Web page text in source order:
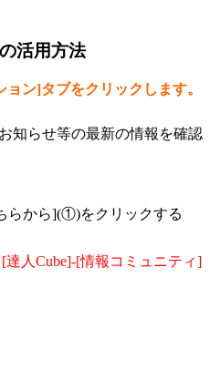
活用方法
ン]タブをクリックします。
知らせ等の最新の情報を確認
らから](①)をクリックする
人Cube]-[情報コミュニティ]